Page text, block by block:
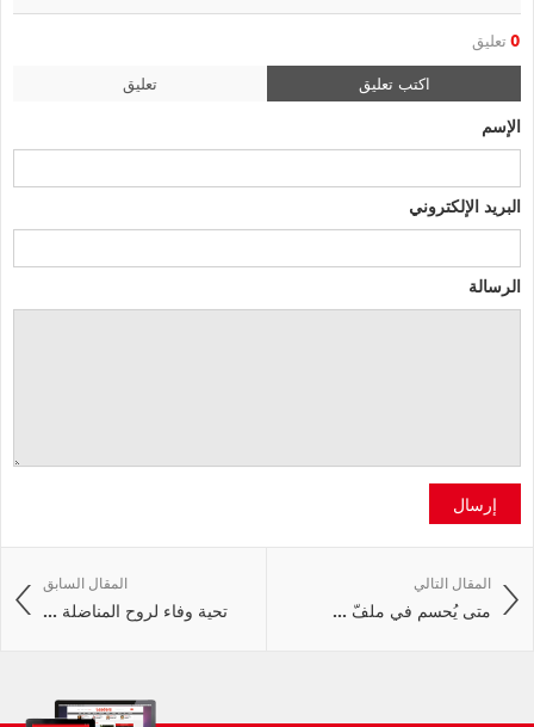
0 تعليق
اكتب تعليق تعليق
الإسم
البريد الإلكتروني
الرسالة
إرسال
المقال السابق
تحية وفاء لروح المناضلة ...
المقال التالي
متى يُحسم في ملفّ ...